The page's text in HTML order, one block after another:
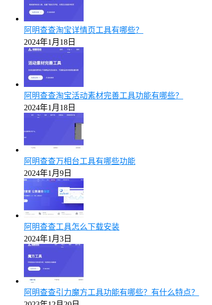
阿明查查淘宝详情页工具有哪些？
2024年1月18日
阿明查查淘宝活动素材完善工具功能有哪些？
2024年1月18日
阿明查查万相台工具有哪些功能
2024年1月9日
阿明查查工具怎么下载安装
2024年1月3日
阿明查查引力魔方工具功能有哪些？有什么特点？